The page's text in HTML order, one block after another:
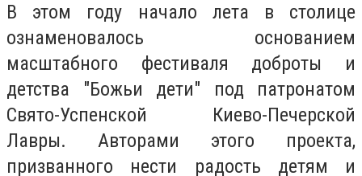
В этом году начало лета в столице
ознаменовалось основанием
масштабного фестиваля доброты и
детства "Божьи дети" под патронатом
Свято-Успенской Киево-Печерской
Лавры. Авторами этого проекта,
призванного нести радость детям и